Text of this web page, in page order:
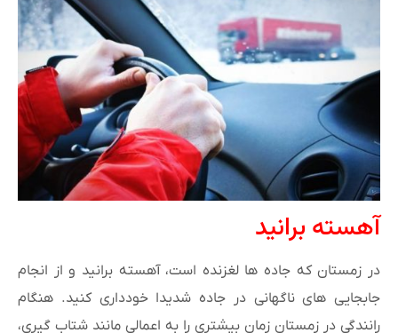
آهسته برانید
در زمستان که جاده ها لغزنده است، آهسته برانید و از انجام
جابجایی های ناگهانی در جاده شدیدا خودداری کنید. هنگام
رانندگی در زمستان زمان بیشتری را به اعمالی مانند شتاب گیری،